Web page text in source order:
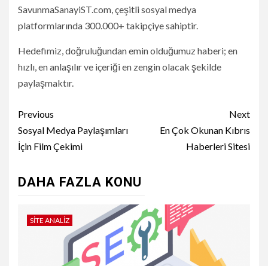
SavunmaSanayiST.com, çeşitli sosyal medya
platformlarında 300.000+ takipçiye sahiptir.
Hedefimiz, doğruluğundan emin olduğumuz haberi; en
hızlı, en anlaşılır ve içeriği en zengin olacak şekilde
paylaşmaktır.
Continue
Reading
Previous
Sosyal Medya Paylaşımları
İçin Film Çekimi
Next
En Çok Okunan Kıbrıs
Haberleri Sitesi
DAHA FAZLA KONU
SITE ANALIZ